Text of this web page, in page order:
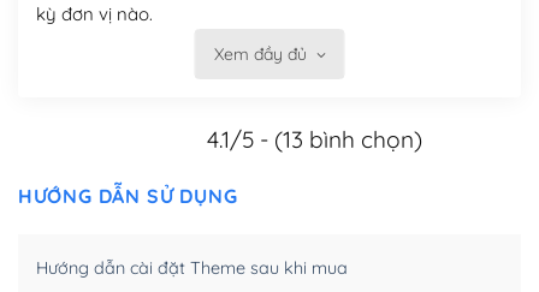
kỳ đơn vị nào.
Việc của bạn là đăng ký một tên miền và hosting để
Có thể tùy biến trên website WordPress
– Thân thiện với công cụ tìm kiếm
WordPress bao gồm nhiều công cụ và plugin để tối ưu
Xem đầy đủ
4.1/5 - (13 bình chọn)
HƯỚNG DẪN SỬ DỤNG
Hướng dẫn cài đặt Theme sau khi mua